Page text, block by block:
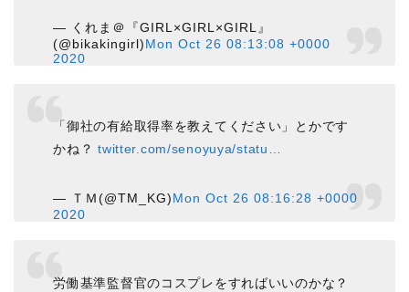
— くれま＠『GIRL×GIRL×GIRL』
(@bikakingirl)Mon Oct 26 08:13:08 +0000
2020
「御社の有給取得率を教えてください」とかです
かね？twitter.com/senoyuya/statu…
— ＴＭ(@TM_KG)Mon Oct 26 08:16:28 +0000
2020
労働基準監督官のコスプレをすればいいのかな？